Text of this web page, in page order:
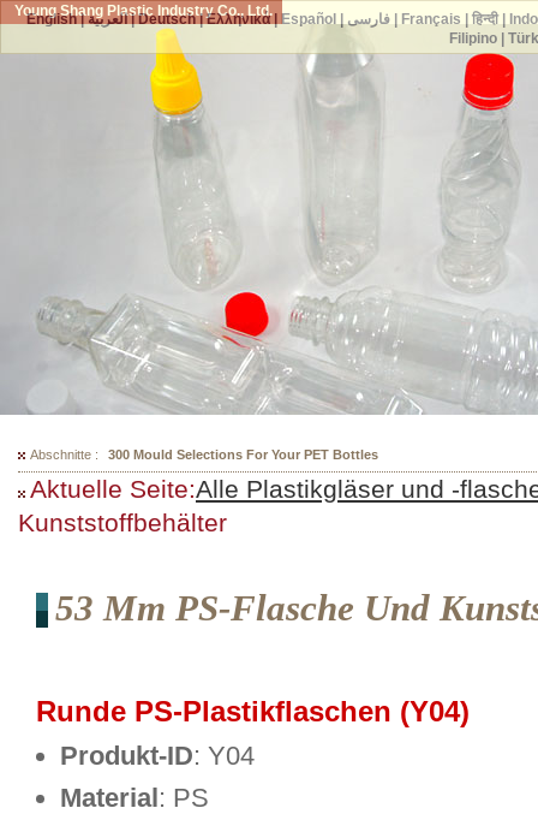
Young Shang Plastic Industry Co., Ltd.
Abschnitte : 300 Mould Selections For Your PET Bottles
Aktuelle Seite:Alle Plastikgläser und -
Kunststoffbehälter
53 Mm PS-Flasche Und
Runde PS-Plastikflaschen (Y04)
Produkt-ID: Y04
Material: PS
English|العربية|Deutsch|Ελληνικά| Español فارسی| Français हिन्दी|
Filipino|